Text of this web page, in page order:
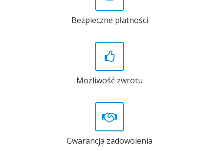
Bezpieczne płatności
Możliwość zwrotu
Gwarancja zadowolenia